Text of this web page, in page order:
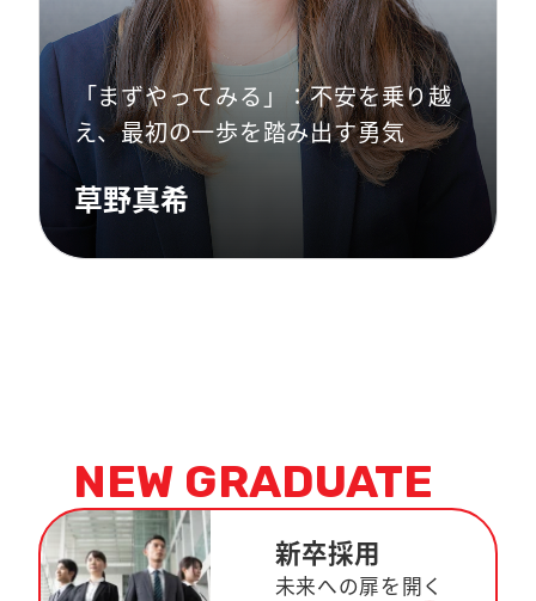
「まずやってみる」：不安を乗り越
え、最初の一歩を踏み出す勇気
草野真希
NEW GRADUATE
新卒採用
未来への扉を開く